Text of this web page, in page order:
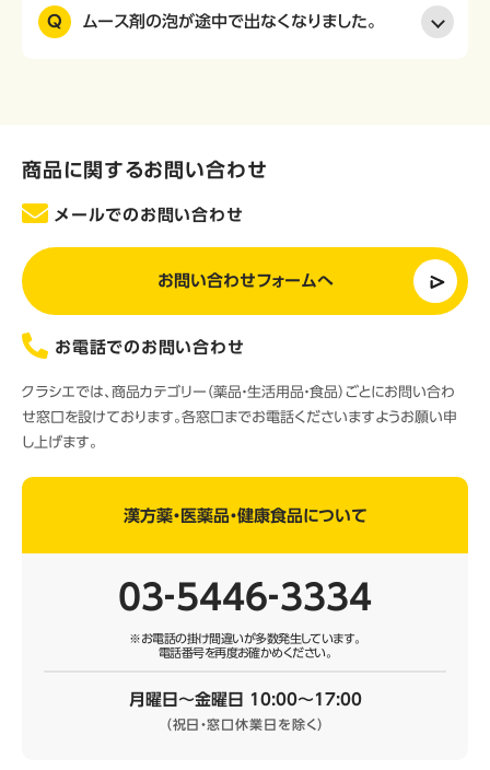
Q ムース剤の泡が途中で出なくなりました。
商品に関するお問い合わせ
メールでのお問い合わせ
お問い合わせフォームへ
お電話でのお問い合わせ
クラシエでは、商品カテゴリー（薬品・生活用品・食品）ごとにお問い合わ
せ窓口を設けております。各窓口までお電話くださいますようお願い申
し上げます。
漢方薬・医薬品・健康食品について
03‐5446‐3334
※お電話の掛け間違いが多数発生しています。
電話番号を再度お確かめください。
月曜日～金曜日 10:00～17:00
（祝日・窓口休業日を除く）